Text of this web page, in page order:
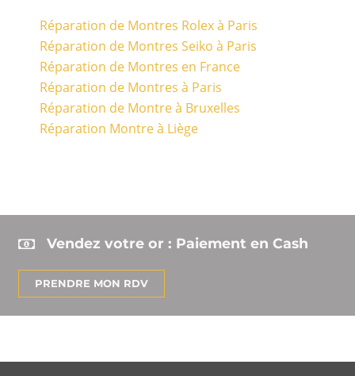
Réparation de Montres Rolex à Paris
Réparation de Montres Seiko à Paris
Réparation de Montres en France
Réparation de Montres à Paris
Réparation de Montre à Bruxelles
Réparation Montre à Liège
Vendez votre or : Paiement en Cash
PRENDRE MON RDV